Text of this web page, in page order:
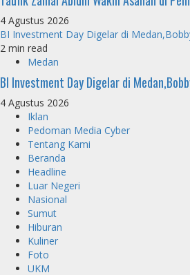
4 Agustus 2026
BI Investment Day Digelar di
2 min read
Medan
BI Investment Day Digelar di
4 Agustus 2026
Iklan
Pedoman Media Cyber
Tentang Kami
Beranda
Headline
Luar Negeri
Nasional
Sumut
Hiburan
Kuliner
Foto
UKM